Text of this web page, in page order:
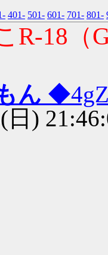
401- 501- 601- 701- 801-
R-18
ん
日)